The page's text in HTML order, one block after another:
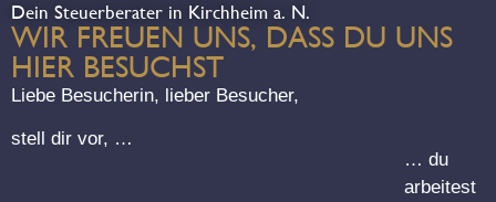
Dein Steuerberater in Kirchheim a. N.
WIR FREUEN UNS, DASS DU UNS
HIER BESUCHST
Liebe Besucherin, lieber Besucher,
stell dir vor, …
… du
arbeitest